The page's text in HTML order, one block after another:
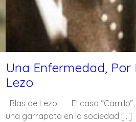
Una Enfermedad, Por
Lezo
Blas de Lezo El caso
una garrapata en la sociedad […]